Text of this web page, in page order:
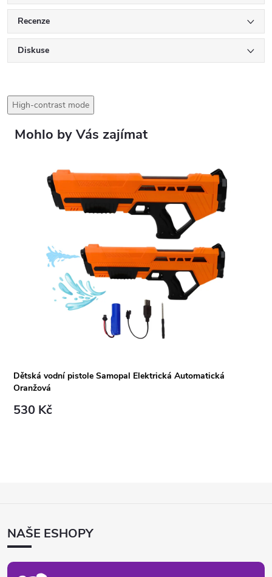
Recenze
Diskuse
High-contrast mode
Dětská vodní pistole Samopal Elektrická Automatická
Oranžová
530 Kč
ANAŠE ESHOPY